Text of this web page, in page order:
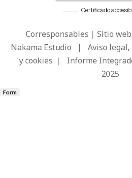
Certificado
Corresponsables | Sitio
Nakama Estudio | Aviso
y cookies | Informe
2025
Form